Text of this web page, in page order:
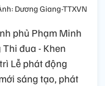
Dương Giang-TTXVN
phủ Phạm Minh
đua - Khen
Lễ phát động
sáng tạo, phát